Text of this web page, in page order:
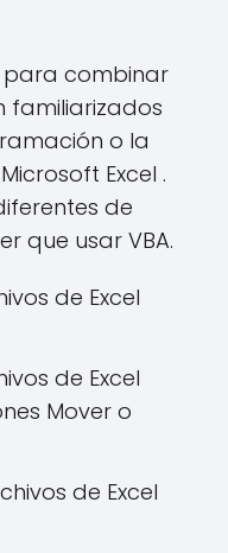
para combinar
familiarizados
o la
Excel .
de
que usar VBA.
de Excel
de Excel
Mover o
de Excel